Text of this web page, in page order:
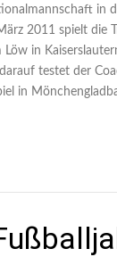
in
2011 spielt die
in
testet der
in